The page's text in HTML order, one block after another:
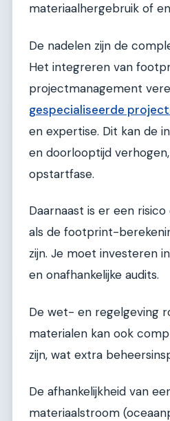
materiaalhergebruik of
De nadelen zijn de
Het integreren van
projectmanagement
gespecialiseerde
en expertise. Dit kan de
en doorlooptijd
opstartfase.
Daarnaast is er een
als de footprint-
zijn. Je moet investeren
en onafhankelijke audits.
De wet- en regelgeving
materialen kan ook
zijn, wat extra
De afhankelijkheid van
materiaalstroom